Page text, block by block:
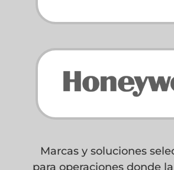
Marcas y soluciones
para operaciones donde